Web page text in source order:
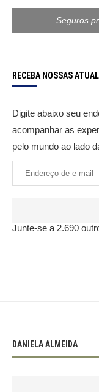
Seguros
RECEBA NOSSAS
Digite abaixo seu
acompanhar as
pelo mundo ao lado
Junte-se a 2.690
DANIELA ALMEIDA